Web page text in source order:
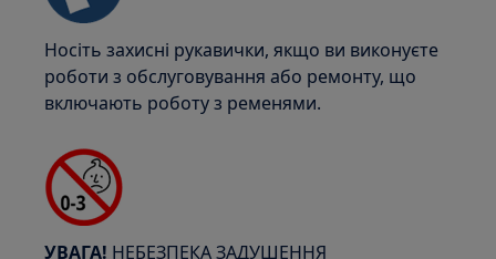
Носіть захисні рукавички, якщо ви виконуєте
роботи з обслуговування або ремонту, що
включають роботу з ременями.
УВАГА! НЕБЕЗПЕКА ЗАДУШЕННЯ